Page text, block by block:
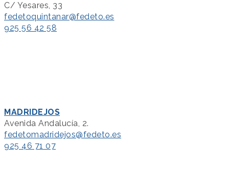
C/ Yesares, 33
fedetoquintanar@fedeto.es
925 56 42 58
MADRIDEJOS
Avenida Andalucía, 2.
fedetomadridejos@fedeto.es
925 46 71 07